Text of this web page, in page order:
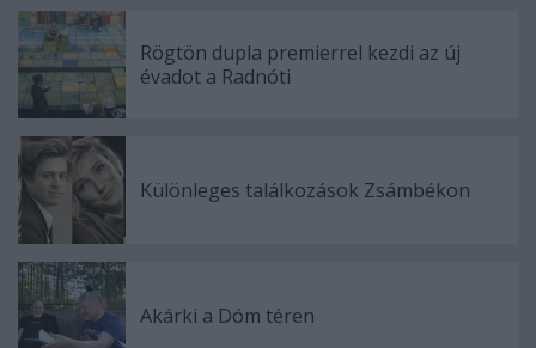
Rögtön dupla premierrel kezdi az új
évadot a Radnóti
Különleges találkozások Zsámbékon
Akárki a Dóm téren